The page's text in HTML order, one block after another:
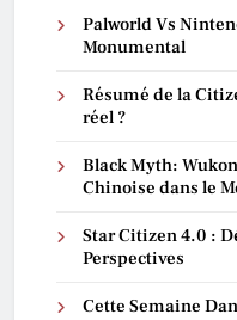
Palworld Vs
Monumental
Résumé de la
réel ?
Black Myth:
Chinoise dans le
Star Citizen 4.0 :
Perspectives
Cette Semaine